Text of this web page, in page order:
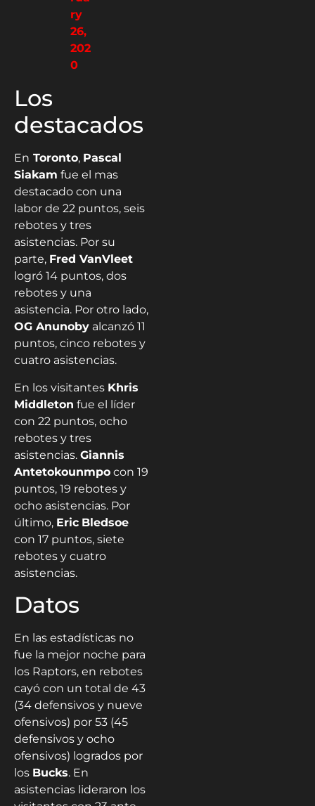
ry
26,
202
0
Los
destacados
En Toronto, Pascal
Siakam fue el mas
destacado con una
labor de 22 puntos, seis
rebotes y tres
asistencias. Por su
parte, Fred VanVleet
logró 14 puntos, dos
rebotes y una
asistencia. Por otro lado,
OG Anunoby alcanzó 11
puntos, cinco rebotes y
cuatro asistencias.
En los visitantes Khris
Middleton fue el líder
con 22 puntos, ocho
rebotes y tres
asistencias. Giannis
Antetokounmpo con 19
puntos, 19 rebotes y
ocho asistencias. Por
último, Eric Bledsoe
con 17 puntos, siete
rebotes y cuatro
asistencias.
Datos
En las estadísticas no
fue la mejor noche para
los Raptors, en rebotes
cayó con un total de 43
(34 defensivos y nueve
ofensivos) por 53 (45
defensivos y ocho
ofensivos) logrados por
los Bucks. En
asistencias lideraron los